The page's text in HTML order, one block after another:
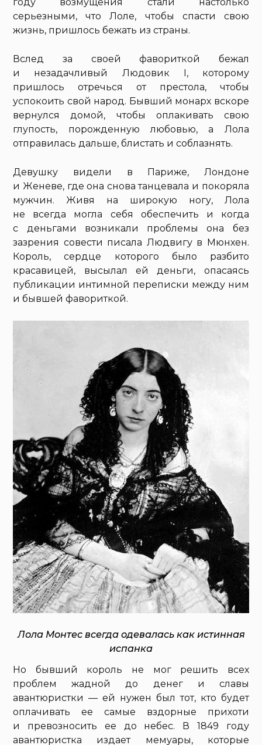
серьезными, что Лоле, чтобы спасти свою
жизнь, пришлось бежать из страны.
Вслед за своей фавориткой бежал
и незадачливый Людовик I, которому
пришлось отречься от престола, чтобы
успокоить свой народ. Бывший монарх вскоре
вернулся домой, чтобы оплакивать свою
глупость, порожденную любовью, а Лола
отправилась дальше, блистать и соблазнять.
Девушку видели в Париже, Лондоне
и Женеве, где она снова танцевала и покоряла
мужчин. Живя на широкую ногу, Лола
не всегда могла себя обеспечить и когда
с деньгами возникали проблемы она без
зазрения совести писала Людвигу в Мюнхен.
Король, сердце которого было разбито
красавицей, высылал ей деньги, опасаясь
публикации интимной переписки между ним
и бывшей фавориткой.
Лола Монтес всегда одевалась как истинная
испанка
Но бывший король не мог решить всех
проблем жадной до денег и славы
авантюристки — ей нужен был тот, кто будет
оплачивать ее самые вздорные прихоти
и превозносить ее до небес. В 1849 году
авантюристка издает мемуары, которые